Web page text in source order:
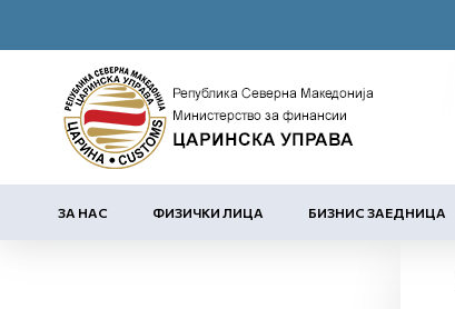
ЗА НАС ФИЗИЧКИ ЛИЦА БИЗНИС ЗАЕДНИЦА